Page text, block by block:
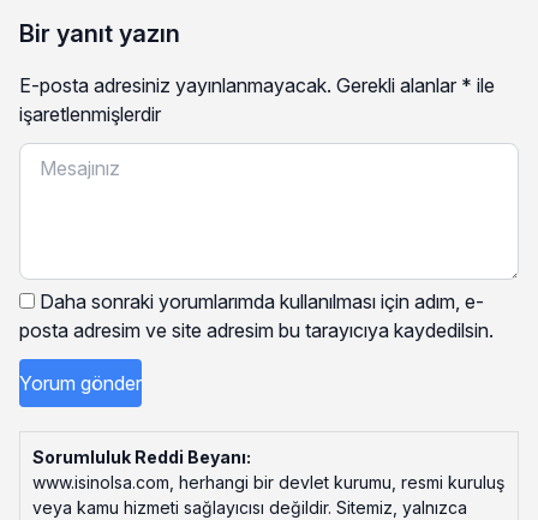
Bir yanıt yazın
E-posta adresiniz yayınlanmayacak. Gerekli alanlar * ile
işaretlenmişlerdir
Daha sonraki yorumlarımda kullanılması için adım, e-
posta adresim ve site adresim bu tarayıcıya kaydedilsin.
Sorumluluk Reddi Beyanı:
www.isinolsa.com, herhangi bir devlet kurumu, resmi kuruluş
veya kamu hizmeti sağlayıcısı değildir. Sitemiz, yalnızca